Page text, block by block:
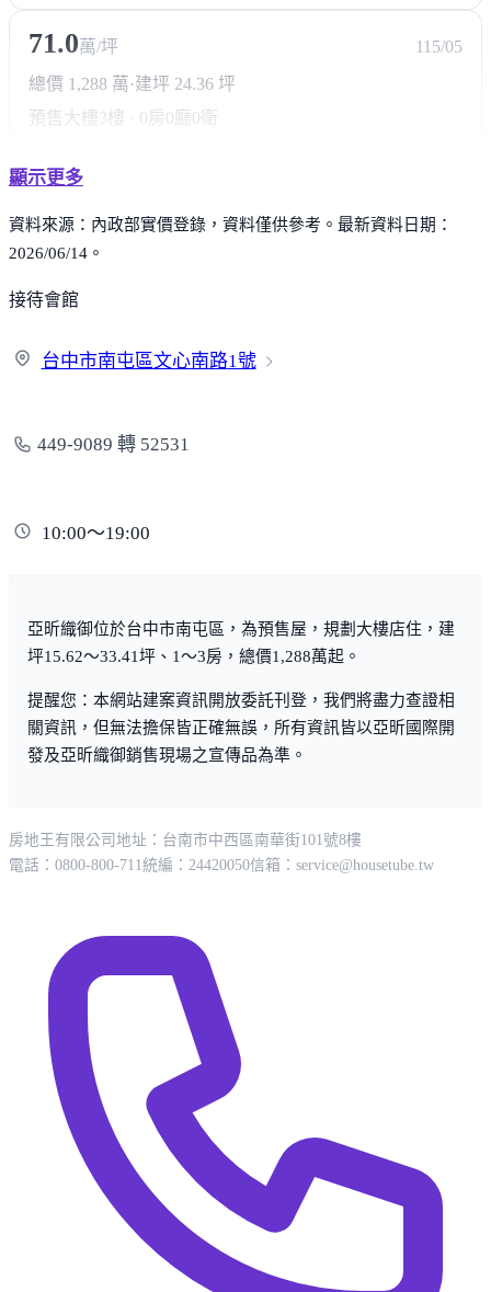
71.0萬/坪
115/05
總價 1,288 萬 ·建坪 24.36 坪
預售大樓 3樓 · 0房0廳0衛
顯示更多
資料來源：內政部實價登錄，資料僅供參考。最新資料日期：
2026/06/14。
接待會館
台中市南屯區文心南路1號
449-9089 轉 52531
10:00～19:00
亞昕織御位於台中市南屯區，為預售屋，規劃大樓店住，建
坪15.62～33.41坪、1～3房，總價1,288萬起。
提醒您：本網站建案資訊開放委託刊登，我們將盡力查證相
關資訊，但無法擔保皆正確無誤，所有資訊皆以亞昕國際開
發及亞昕織御銷售現場之宣傳品為準。
房地王有限公司 地址：台南市中西區南華街101號8樓
電話：0800-800-711統編：24420050信箱： service@housetube.tw